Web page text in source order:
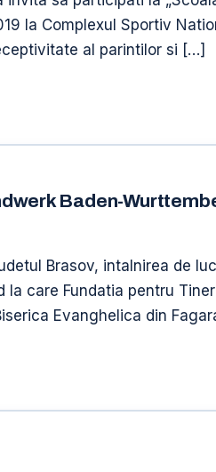
la Complexul Sportiv
al parintilor si […]
Baden-
Brasov, intalnirea de
care Fundatia pentru
Evanghelica din